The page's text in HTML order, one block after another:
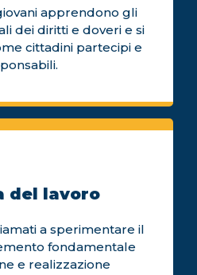
apprendono gli
dei diritti e doveri e si
cittadini partecipi e
del lavoro
a sperimentare il
fondamentale
e realizzazione